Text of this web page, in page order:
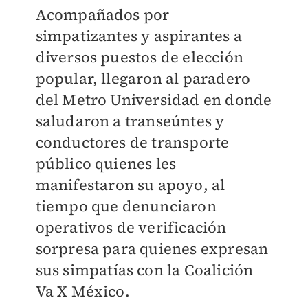
Acompañados por
simpatizantes y aspirantes a
diversos puestos de elección
popular, llegaron al paradero
del Metro Universidad en donde
saludaron a transeúntes y
conductores de transporte
público quienes les
manifestaron su apoyo, al
tiempo que denunciaron
operativos de verificación
sorpresa para quienes expresan
sus simpatías con la Coalición
Va X México.